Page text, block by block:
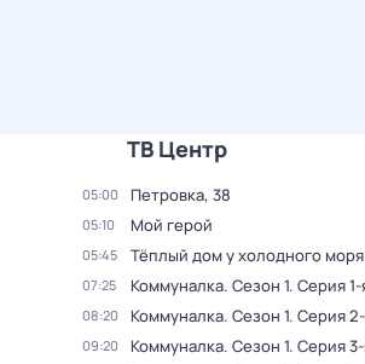
ТВ Центр
05:00 Петровка, 38
05:10 Мой герой
05:45 Тёплый дом у холодного моря
07:25 Коммуналка. Сезон 1. Серия 1-
08:20 Коммуналка. Сезон 1. Серия
09:20 Коммуналка. Сезон 1. Серия